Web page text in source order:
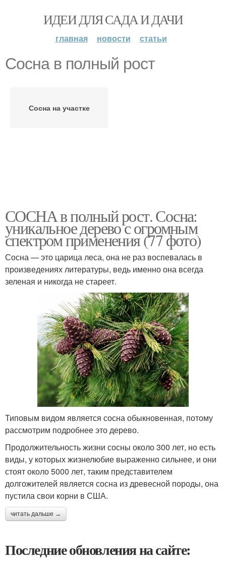
ИДЕИ ДЛЯ САДА И ДАЧИ
главная новости статьи
Сосна в полный рост
Сосна на участке
СОСНА в полный рост. Сосна:
уникальное дерево с огромным
спектром применения (77 фото)
Сосна — это царица леса, она не раз воспевалась в
произведениях литературы, ведь именно она всегда
зеленая и никогда не стареет.
Типовым видом является сосна обыкновенная, потому
рассмотрим подробнее это дерево.
Продолжительность жизни сосны около 300 лет, но есть
виды, у которых жизнелюбие выраженно сильнее, и они
стоят около 5000 лет, таким представителем
долгожителей является сосна из древесной породы, она
пустила свои корни в США.
читать дальше →
Последние обновления на сайте: